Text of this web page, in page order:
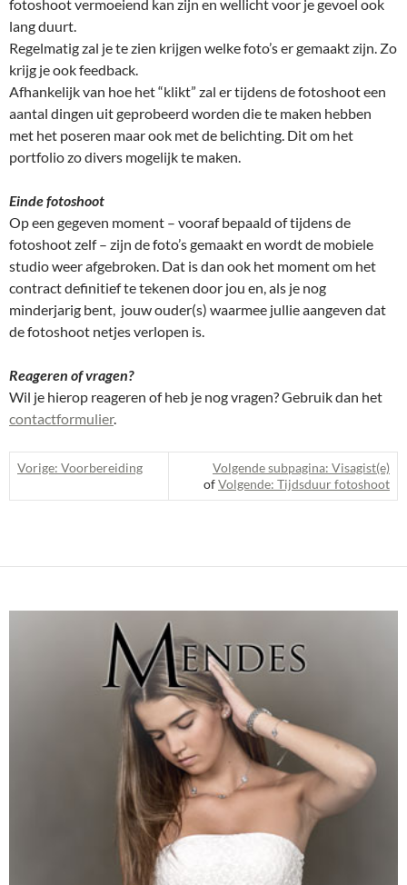
fotoshoot vermoeiend kan zijn en wellicht voor je gevoel ook
lang duurt.
Regelmatig zal je te zien krijgen welke foto’s er gemaakt zijn. Zo
krijg je ook feedback.
Afhankelijk van hoe het “klikt” zal er tijdens de fotoshoot een
aantal dingen uit geprobeerd worden die te maken hebben
met het poseren maar ook met de belichting. Dit om het
portfolio zo divers mogelijk te maken.
Einde fotoshoot
Op een gegeven moment – vooraf bepaald of tijdens de
fotoshoot zelf – zijn de foto’s gemaakt en wordt de mobiele
studio weer afgebroken. Dat is dan ook het moment om het
contract definitief te tekenen door jou en, als je nog
minderjarig bent, jouw ouder(s) waarmee jullie aangeven dat
de fotoshoot netjes verlopen is.
Reageren of vragen?
Wil je hierop reageren of heb je nog vragen? Gebruik dan het
contactformulier.
Vorige: Voorbereiding
Volgende subpagina: Visagist(e)
ofVolgende: Tijdsduur fotoshoot